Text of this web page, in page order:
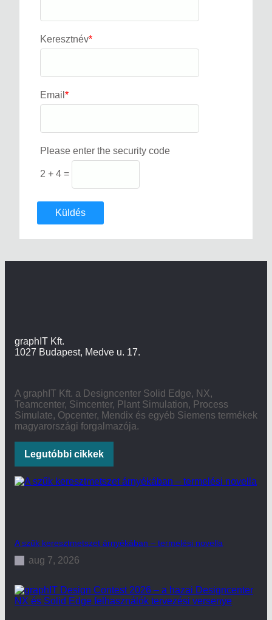
Keresztnév*
Email *
Please enter the security code
2 + 4 =
Küldés
graphIT Kft.
1027 Budapest, Medve u. 17.
A graphIT Kft. a Designcenter Solid Edge, NX,
Teamcenter, Simcenter, Plant Simulation, Process
Simulate, Opcenter, Mendix és egyéb Siemens termékek
magyarországi forgalmazója.
Legutóbbi cikkek
A szűk keresztmetszet árnyékában – termelési novella
aug 7, 2026